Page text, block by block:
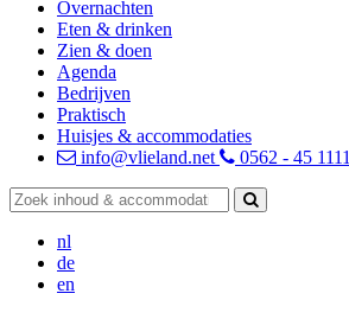
Overnachten
Eten & drinken
Zien & doen
Agenda
Bedrijven
Praktisch
Huisjes & accommodaties
info@vlieland.net
0562 - 45 1111
nl
de
en